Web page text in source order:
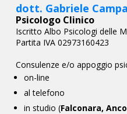
dott. Gabriele
Psicologo Clinico
Iscritto Albo Psicologi delle
Partita IVA 02973160423
Consulenze e/o appoggio
on-line
al telefono
in studio (Falconara,